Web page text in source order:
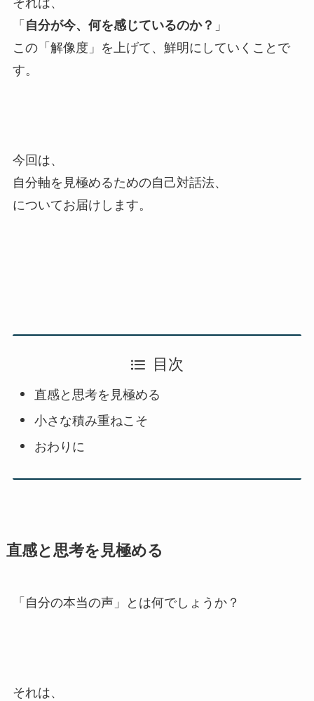
「 自分が今、何を感じているのか？ 」
この「解像度」を上げて、鮮明にしていくことで
す。
今回は、
自分軸を見極めるための自己対話法、
についてお届けします。
目次
直感と思考を見極める
小さな積み重ねこそ
おわりに
直感と思考を見極める
「自分の本当の声」とは何でしょうか？
それは、